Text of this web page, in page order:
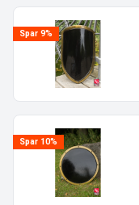
Spar 9%
Spar 10%